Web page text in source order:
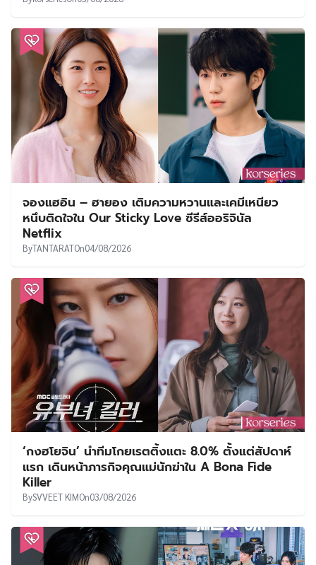
จองแฮอิน – ฮายอง เติมความหวานและเคมีเหนียว
หนึบติดใจใน Our Sticky Love ซีรีส์ออริจินัล
Netflix
ByTANTARATOn04/08/2026
‘กงฮโยจิน’ นำทีมโกยเรตติ้งแตะ 8.0% ตั้งแต่สัปดาห์
แรก เดินหน้าภารกิจคุณแม่นักฆ่าใน A Bona Fide
Killer
BySVVEET KIMOn03/08/2026